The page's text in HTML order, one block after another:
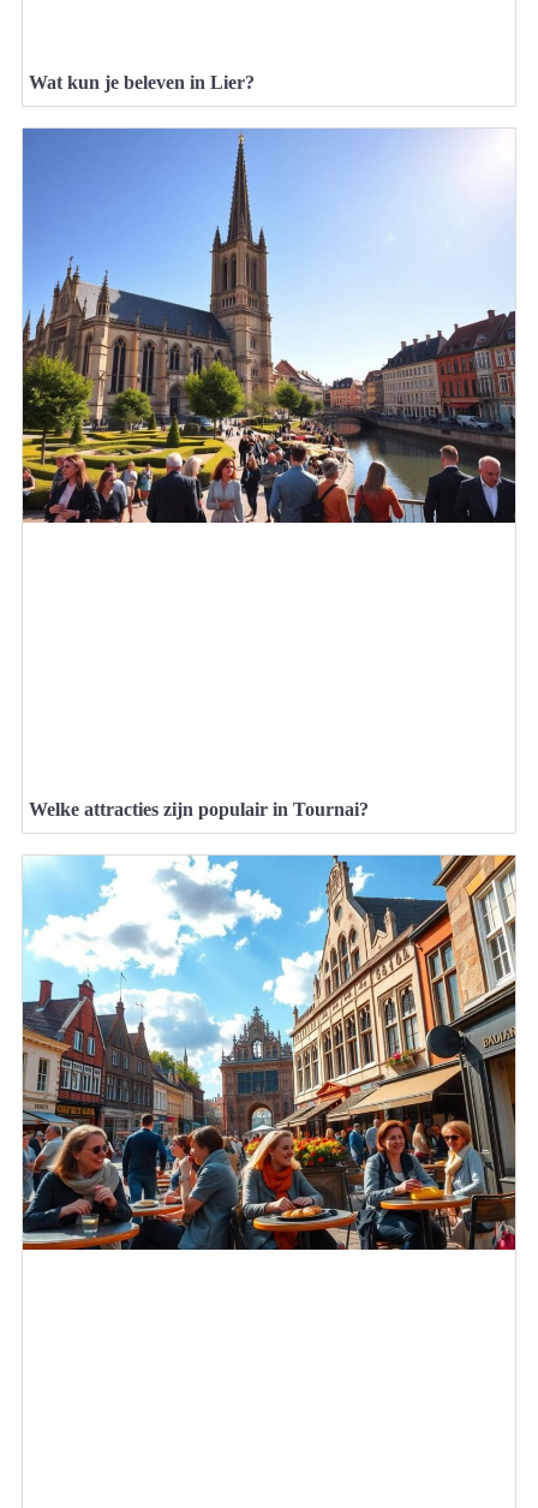
Wat kun je beleven in Lier?
Welke attracties zijn populair in Tournai?